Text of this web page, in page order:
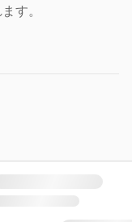
す。